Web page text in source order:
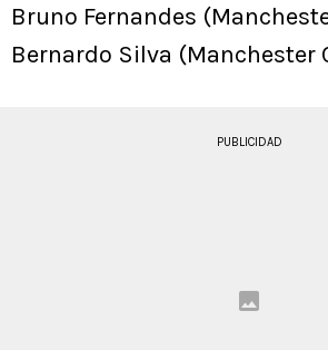
Bruno Fernandes
Bernardo Silva (Manchester
PUBLICIDAD